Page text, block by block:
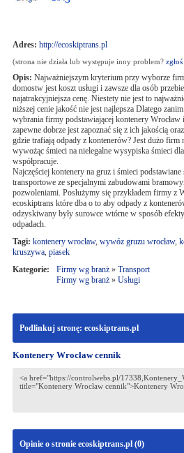
Adres: http://ecoskiptrans.pl
(strona nie działa lub występuje inny problem?
Opis: Najważniejszym kryterium przy wyborze
domostw jest koszt usługi i zawsze dla osób
najatrakcyjniejsza cenę. Niestety nie jest to
niższej cenie jakość nie jest najlepsza Dlatego
wybrania firmy podstawiającej kontenery
zapewne dobrze jest zapoznać się z ich jakością
gdzie trafiają odpady z kontenerów? Jest dużo firm
wywożąc śmieci na nielegalne wysypiska śmieci
współpracuje.
Najczęściej kontenery na gruz i śmieci
transportowe ze specjalnymi zabudowami
pozwoleniami. Posłużymy się przykładem firmy z
ecoskiptrans które dba o to aby odpady z
odzyskiwany były surowce wtórne w sposób
odpadach.
Tagi: kontenery wrocław, wywóz gruzu wrocław,
kruszywa, piasek
Kategorie:
Firmy wg branż» Transport
Firmy wg branż» Usługi
Podlinkuj stronę: ecoskiptrans.pl
Kontenery Wrocław cennik
Opinie o stronie ecoskiptrans.pl (0)